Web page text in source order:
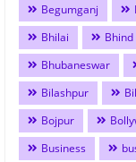
Begumganj
Bhilai
Bhind
Bhubaneswar
Bilashpur
Bojpur
Business